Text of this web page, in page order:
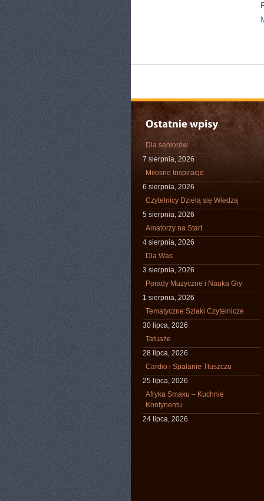
Dla seniorów
7 sierpnia, 2026
Miłosne Inspiracje
6 sierpnia, 2026
Czytelnicy Dzielą się Wiedzą
5 sierpnia, 2026
Amatorzy na Start
4 sierpnia, 2026
Dla Was
3 sierpnia, 2026
Porady Muzyczne i Nauka Gry
1 sierpnia, 2026
Tematyczne Szlaki Czytelnicze
30 lipca, 2026
Tatuaże
28 lipca, 2026
Cardio i Spalanie Tłuszczu
25 lipca, 2026
Afryka Smaku – Kuchnie
Kontynentu
24 lipca, 2026